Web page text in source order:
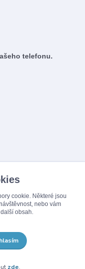
telefonu.
cookie. Některé jsou
nebo vám
obsah.
zde.